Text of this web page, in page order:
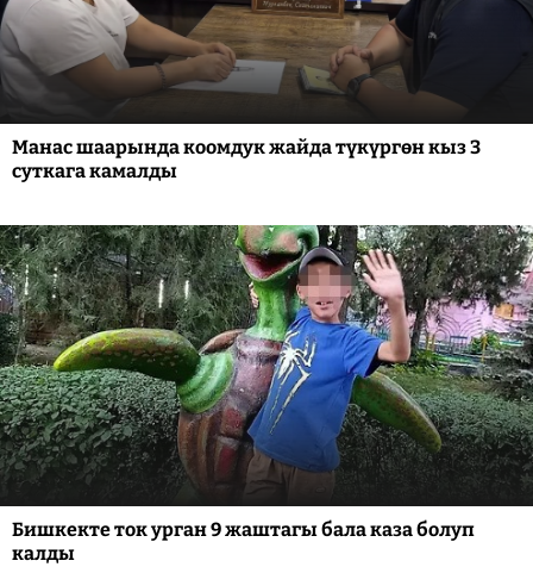
Манас шаарында коомдук жайда түкүргөн кыз 3
суткага камалды
Бишкекте ток урган 9 жаштагы бала каза болуп
калды